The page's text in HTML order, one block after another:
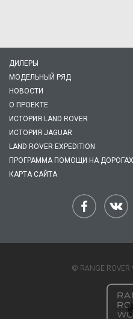
ДИЛЕРЫ
МОДЕЛЬНЫЙ РЯД
НОВОСТИ
О ПРОЕКТЕ
ИСТОРИЯ LAND ROVER
ИСТОРИЯ JAGUAR
LAND ROVER EXPEDITION
ПРОГРАММА ПОМОЩИ НА ДОРОГАХ
КАРТА САЙТА
© RANGE ROVER